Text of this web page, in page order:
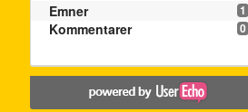
1
Emner
0
Kommentarer